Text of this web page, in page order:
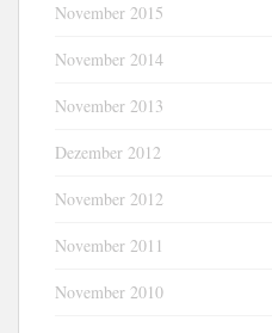
November 2015
November 2014
November 2013
Dezember 2012
November 2012
November 2011
November 2010